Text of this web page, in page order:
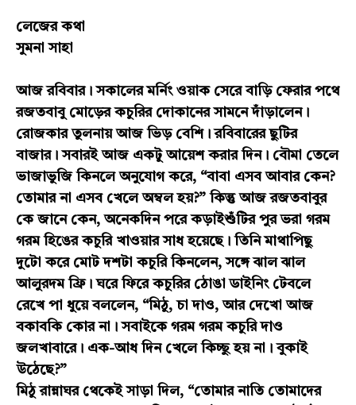
লেজের কথা
সুমনা সাহা
আজ রবিবার। সকালের মর্নিং ওয়াক সেরে বাড়ি ফেরার পথে
রজতবাবু মোড়ের কচুরির দোকানের সামনে দাঁড়ালেন।
রোজকার তুলনায় আজ ভিড় বেশি। রবিবারের ছুটির
বাজার। সবারই আজ একটু আয়েশ করার দিন। বৌমা তেলে
ভাজাভুজি কিনলে অনুযোগ করে, “বাবা এসব আবার কেন?
তোমার না এসব খেলে অম্বল হয়?” কিন্তু আজ রজতবাবুর
কে জানে কেন, অনেকদিন পরে কড়াইশুঁটির পুর ভরা গরম
গরম হিঙের কচুরি খাওয়ার সাধ হয়েছে। তিনি মাথাপিছু
দুটো করে মোট দশটা কচুরি কিনলেন, সঙ্গে ঝাল ঝাল
আলুরদম ফ্রি। ঘরে ফিরে কচুরির ঠোঙা ডাইনিং টেবলে
রেখে পা ধুয়ে বললেন, “মিঠু, চা দাও, আর দেখো আজ
বকাবকি কোর না। সবাইকে গরম গরম কচুরি দাও
জলখাবারে। এক-আধ দিন খেলে কিচ্ছু হয় না। বুকাই
উঠেছে?”
মিঠু রান্নাঘর থেকেই সাড়া দিল, “তোমার নাতি তোমাদের